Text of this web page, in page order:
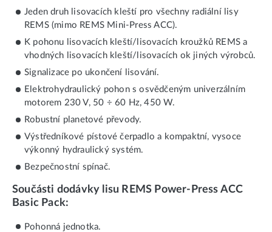
Jeden druh lisovacích kleští pro všechny radiální lisy
REMS (mimo REMS Mini-Press ACC).
K pohonu lisovacích kleští/lisovacích kroužků REMS a
vhodných lisovacích kleští/lisovacích ok jiných výrobců.
Signalizace po ukončení lisování.
Elektrohydraulický pohon s osvědčeným univerzálním
motorem 230 V, 50 ÷ 60 Hz, 450 W.
Robustní planetové převody.
Výstředníkové pístové čerpadlo a kompaktní, vysoce
výkonný hydraulický systém.
Bezpečnostní spínač.
Součásti dodávky lisu REMS Power-Press ACC
Basic Pack:
Pohonná jednotka.